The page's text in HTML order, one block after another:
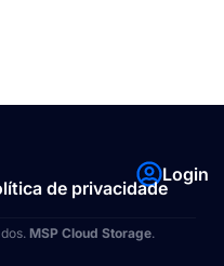
de privacidade
Login
MSP Cloud Storage.